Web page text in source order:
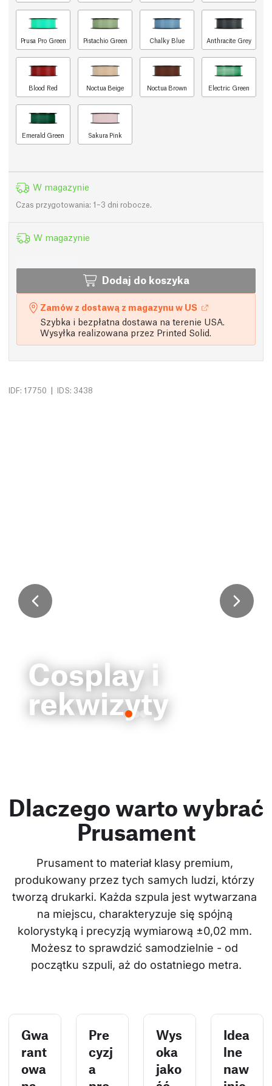
Prusa Pro Green Pistachio Green Chalky Blue Anthracite Grey
Blood Red Noctua Beige Noctua Brown Electric Green
Emerald Green Sakura Pink
W magazynie
Czas przygotowania: 1–3 dni robocze.
W magazynie
Dodaj do koszyka
Zamów z dostawą z magazynu w US
Szybka i bezpłatna dostawa na terenie USA.
Wysyłka realizowana przez Printed Solid.
IDF: 17750 | IDS: 3438
Cosplay i
rekwizyty
Dlaczego warto wybrać
Prusament
Prusament to materiał klasy premium,
produkowany przez tych samych ludzi, którzy
tworzą drukarki. Każda szpula jest wytwarzana
na miejscu, charakteryzuje się spójną
kolorystyką i precyzją wymiarową ±0,02 mm.
Możesz to sprawdzić samodzielnie - od
początku szpuli, aż do ostatniego metra.
Gwa
rant
owa
Pre
cyzj
a
Wys
oka
jako
Idea
lne
naw